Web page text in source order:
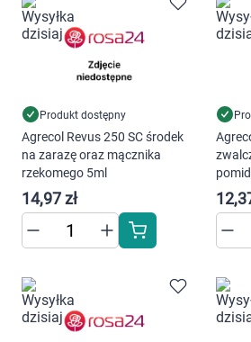
dostosowania zawartości
preferencji. Więcej informacji
naszej
.
Produkt dostępny
Agrecol Revus 250 SC środek
na zarazę oraz mącznika
rzekomego 5ml
14,97 zł